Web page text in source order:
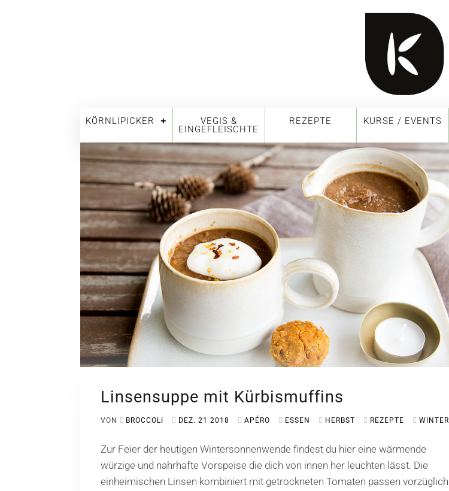
KÖRNLIPICKER VEGIS &
EINGEFLEISCHTE
REZEPTE KURSE / EVENTS
Linsensuppe mit Kürbismuffins
VON BROCCOLI DEZ. 21 2018 APÉRO ESSEN HERBST REZEPTE WINTER
Zur Feier der heutigen Wintersonnenwende findest du hier eine wärmende
würzige und nahrhafte Vorspeise die dich von innen her leuchten lässt. Die
einheimischen Linsen kombiniert mit getrockneten Tomaten passen vorzüglich